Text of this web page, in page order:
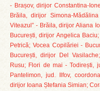
- Brașov, dirijor Constantina-
Brăila, dirijor Simona-
Viteazul” - Brăila, dirijor Aliana
București, dirijor Angelica
Petrică; Vocea Copilăriei -
București, dirijor Del
Rusu; Flori de mai - Todirești,
Pantelimon, jud. Ilfov,
dirijor Ioana Ștefania Simian;